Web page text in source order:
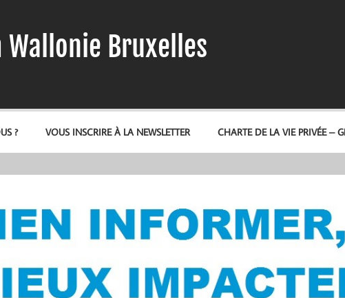
Wallonie Bruxelles
? VOUS INSCRIRE À LA NEWSLETTER CHARTE DE LA VIE PRIVÉE –